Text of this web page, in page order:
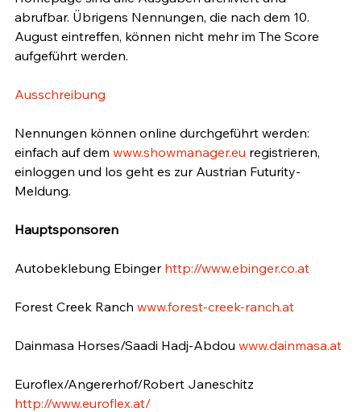
abrufbar. Übrigens Nennungen, die nach dem 10.
August eintreffen, können nicht mehr im The Score
aufgeführt werden.
Ausschreibung
Nennungen können online durchgeführt werden:
einfach auf dem www.showmanager.eu registrieren,
einloggen und los geht es zur Austrian Futurity-
Meldung.
Hauptsponsoren
Autobeklebung Ebinger http://www.ebinger.co.at
Forest Creek Ranch www.forest-creek-ranch.at
Dainmasa Horses/Saadi Hadj-Abdou www.dainmasa.at
Euroflex/Angererhof/Robert Janeschitz
http://www.euroflex.at/